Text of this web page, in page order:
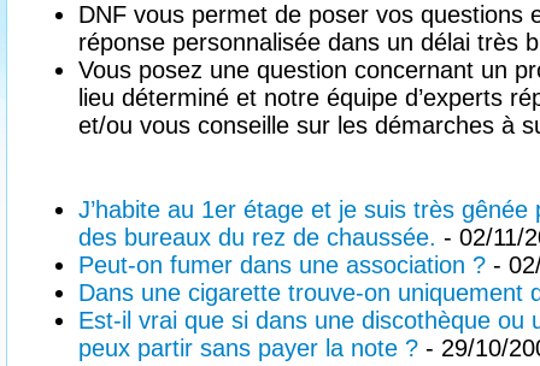
DNF vous permet de poser vos questions
réponse personnalisée dans un délai très
Vous posez une question concernant un
lieu déterminé et notre équipe d’experts
et/ou vous conseille sur les démarches à
J’habite au 1er étage et je suis très gênée
des bureaux du rez de chaussée. - 02/11/
Peut-on fumer dans une association ? -
Dans une cigarette trouve-on uniquement
Est-il vrai que si dans une discothèque ou
peux partir sans payer la note ? - 29/10/